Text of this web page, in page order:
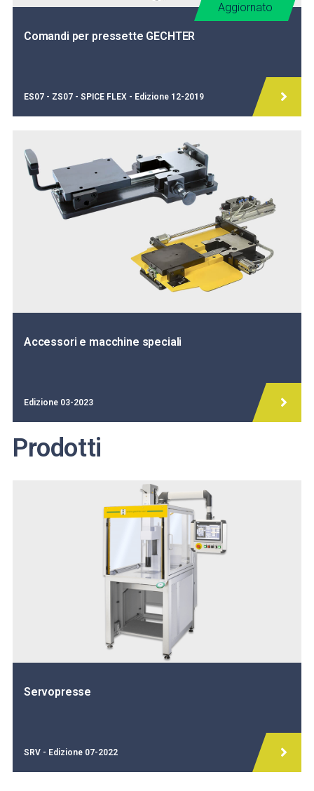
Comandi per pressette GECHTER
Aggiornato
ES07 - ZS07 - SPICE FLEX - Edizione 12-2019
Accessori e macchine speciali
Edizione 03-2023
Prodotti
Servopresse
SRV - Edizione 07-2022